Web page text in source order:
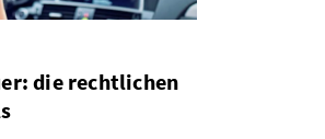
die rechtlichen